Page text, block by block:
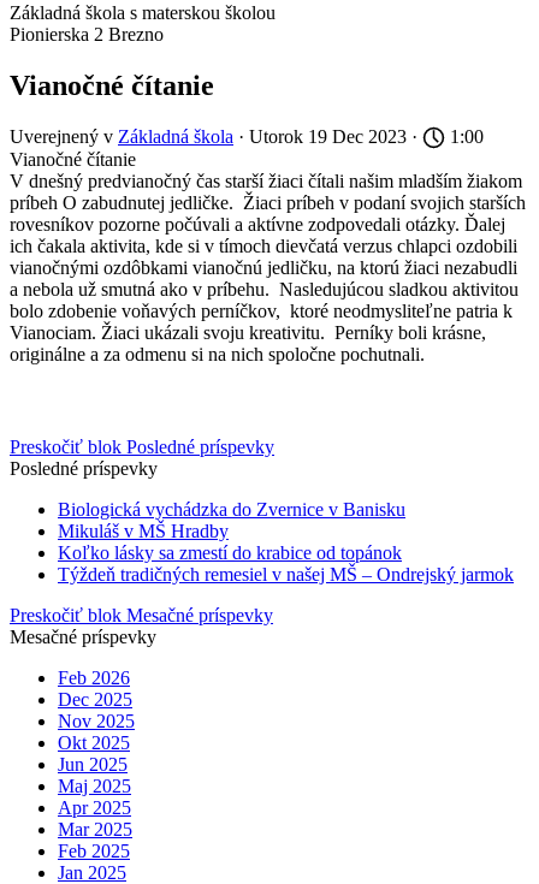
Základná škola s materskou školou
Pionierska 2 Brezno
Vianočné čítanie
Uverejnený v Základná škola · Utorok 19 Dec 2023 ·
1:00
Vianočné čítanie
V dnešný predvianočný čas starší žiaci čítali našim mladším žiakom
príbeh O zabudnutej jedličke. Žiaci príbeh v podaní svojich starších
rovesníkov pozorne počúvali a aktívne zodpovedali otázky. Ďalej
ich čakala aktivita, kde si v tímoch dievčatá verzus chlapci ozdobili
vianočnými ozdôbkami vianočnú jedličku, na ktorú žiaci nezabudli
a nebola už smutná ako v príbehu. Nasledujúcou sladkou aktivitou
bolo zdobenie voňavých perníčkov, ktoré neodmysliteľne patria k
Vianociam. Žiaci ukázali svoju kreativitu. Perníky boli krásne,
originálne a za odmenu si na nich spoločne pochutnali.
Preskočiť blok Posledné príspevky
Posledné príspevky
Biologická vychádzka do Zvernice v Banisku
Mikuláš v MŠ Hradby
Koľko lásky sa zmestí do krabice od topánok
Týždeň tradičných remesiel v našej MŠ – Ondrejský jarmok
Preskočiť blok Mesačné príspevky
Mesačné príspevky
Feb 2026
Dec 2025
Nov 2025
Okt 2025
Jun 2025
Maj 2025
Apr 2025
Mar 2025
Feb 2025
Jan 2025